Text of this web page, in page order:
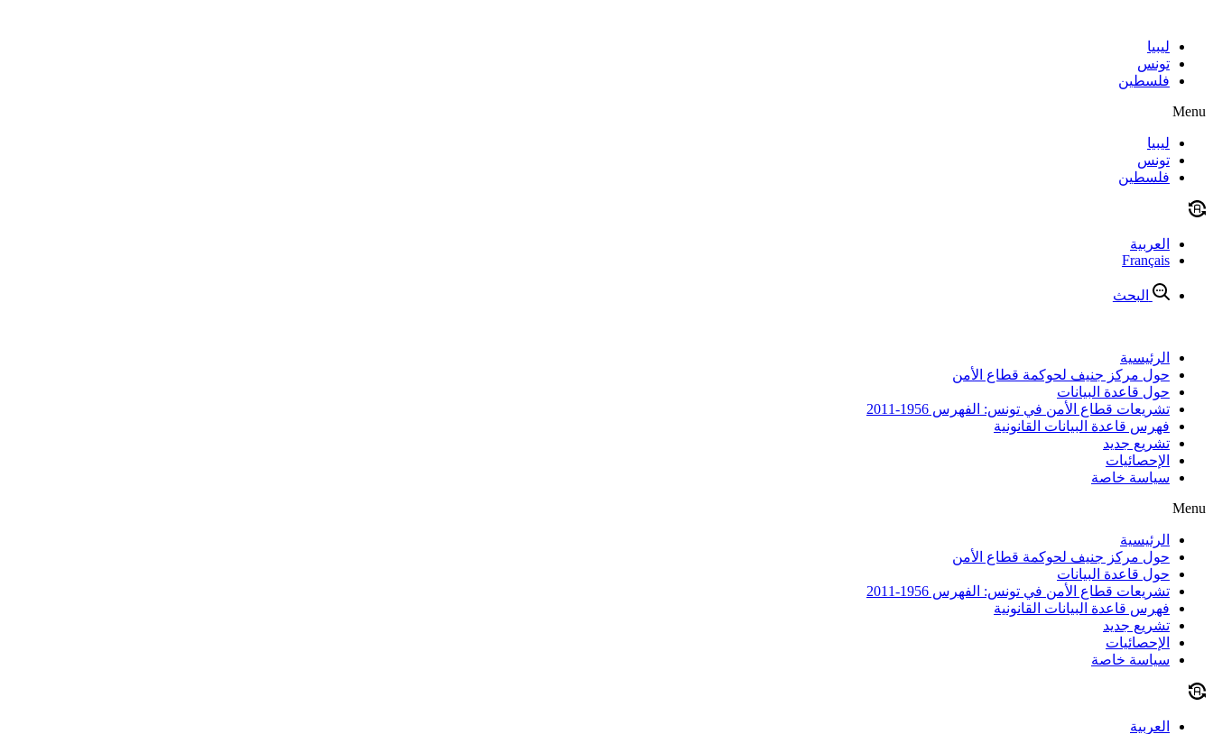
contentليبيا
تونس
فلسطين
Menu
ليبيا
تونس
فلسطين
العربية
Français
البحث
الرئيسية
حول مركز جنيف لحوكمة قطاع الأمن
حول قاعدة البيانات
تشريعات قطاع الأمن في تونس: الفهرس 1956-2011
فهرس قاعدة البيانات القانونية
تشريع جديد
الإحصائيات
سياسة خاصة
Menu
الرئيسية
حول مركز جنيف لحوكمة قطاع الأمن
حول قاعدة البيانات
تشريعات قطاع الأمن في تونس: الفهرس 1956-2011
فهرس قاعدة البيانات القانونية
تشريع جديد
الإحصائيات
سياسة خاصة
العربية